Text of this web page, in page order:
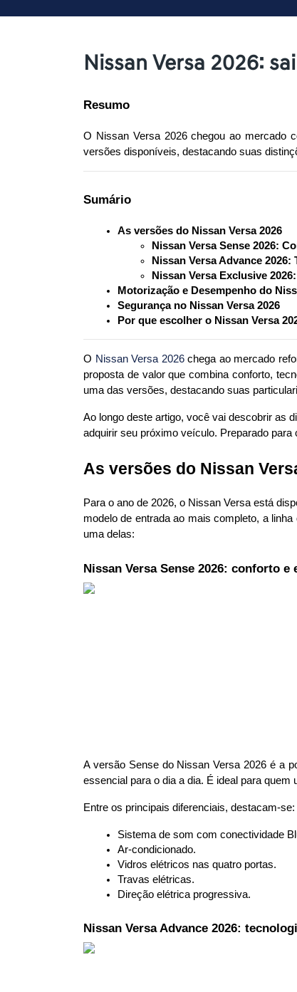
Nissan Versa 2026:
Resumo
O Nissan Versa 2026 chegou ao mercado
versões disponíveis, destacando suas
Sumário
As versões do Nissan Versa 2026
Nissan Versa Sense 2026:
Nissan Versa Advance
Nissan Versa Exclusive
Motorização e Desempenho do
Segurança no Nissan Versa 2026
Por que escolher o Nissan Versa
O Nissan Versa 2026 chega ao mercado
proposta de valor que combina conforto,
uma das versões, destacando suas
Ao longo deste artigo, você vai descobrir as
adquirir seu próximo veículo. Preparado para
As versões do Nissan
Para o ano de 2026, o Nissan Versa está
modelo de entrada ao mais completo, a
uma delas:
Nissan Versa Sense 2026: conforto e
A versão Sense do Nissan Versa 2026 é a
essencial para o dia a dia. É ideal para
Entre os principais diferenciais, destacam-se:
Sistema de som com conectividade
Ar-condicionado.
Vidros elétricos nas quatro portas.
Travas elétricas.
Direção elétrica progressiva.
Nissan Versa Advance 2026: